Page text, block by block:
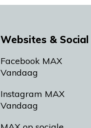
Websites & Social
Facebook MAX
Vandaag
Instagram MAX
Vandaag